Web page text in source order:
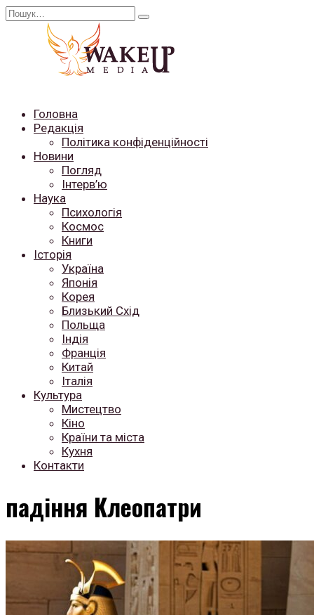
Перейти
Search
Головна
Редакція
Політика конфіденційності
Новини
Погляд
Інтерв’ю
Наука
Психологія
Космос
Книги
Історія
Україна
Японія
Корея
Близький Схід
Польща
Індія
Франція
Китай
Італія
Культура
Мистецтво
Кіно
Країни та міста
Кухня
Контакти
падіння Клеопатри